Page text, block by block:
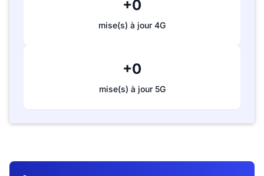
+0
mise(s) à jour 4G
+0
mise(s) à jour 5G